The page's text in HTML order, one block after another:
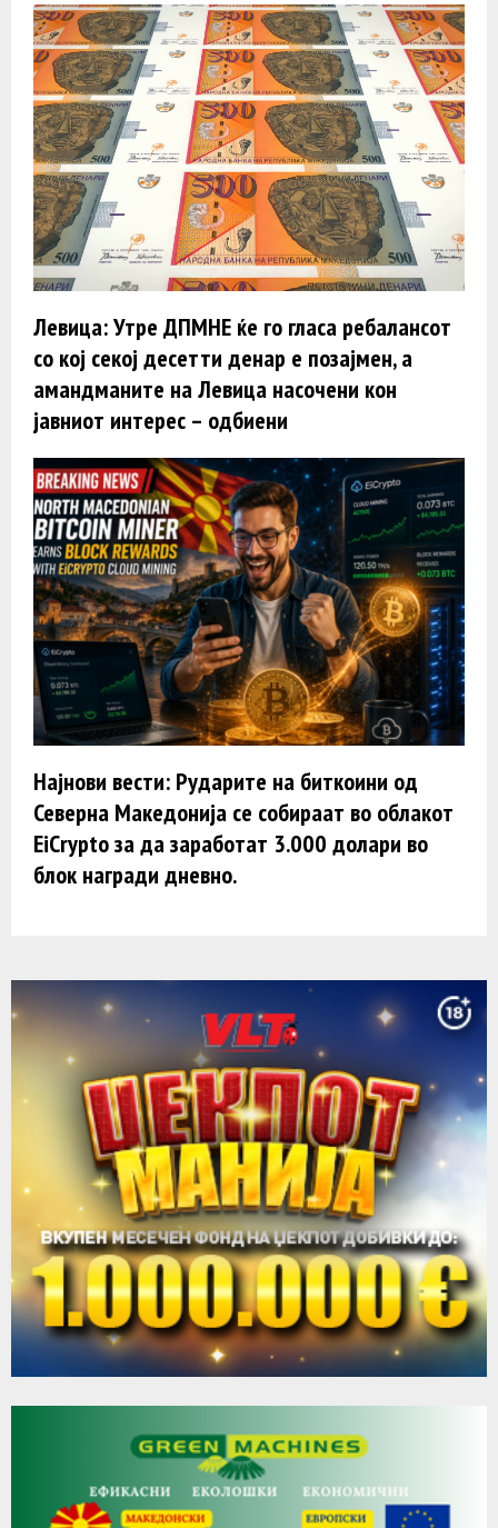
Левица: ​​​​​​​Утре ДПМНЕ ќе го гласа ребалансот
со кој секој десетти денар е позајмен, а
амандманите на Левица насочени кон
јавниот интерес – одбиени
Најнови вести: Рударите на биткоини од
Северна Македонија се собираат во облакот
EiCrypto за да заработат 3.000 долари во
блок награди дневно.